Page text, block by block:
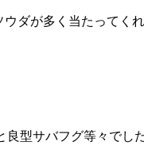
ダが多く当たってく
良型サバフグ等々でし